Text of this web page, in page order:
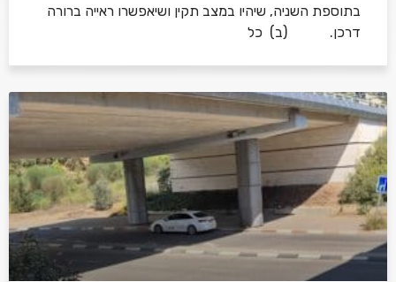
בתוספת השניה, שיהיו במצב תקין ושיאפשרו ראייה ברורה
דרכן. (ב) כל